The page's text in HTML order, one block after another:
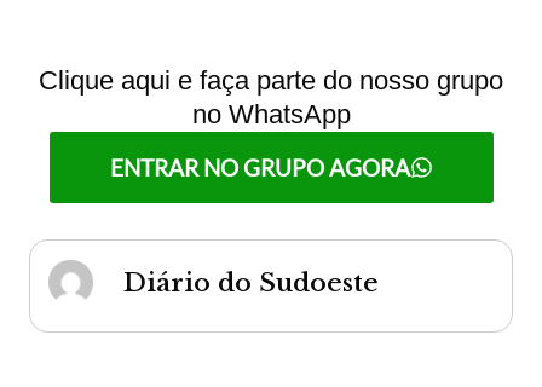
Clique aqui e faça parte do nosso grupo
no WhatsApp
ENTRAR NO GRUPO AGORA
Diário do Sudoeste